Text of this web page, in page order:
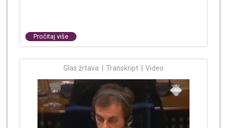
Pročitaj više
Glas žrtava Transkript Video